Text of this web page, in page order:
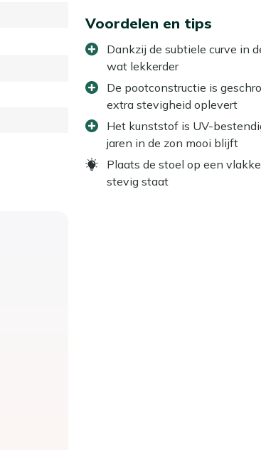
Voordelen en tips
Dankzij de subtiele curve in
wat lekkerder
De pootconstructie is
extra stevigheid oplevert
Het kunststof is UV-
jaren in de zon mooi blijft
Plaats de stoel op een
stevig staat